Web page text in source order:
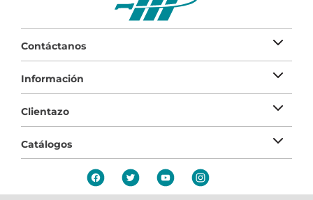
Contáctanos
Información
Clientazo
Catálogos